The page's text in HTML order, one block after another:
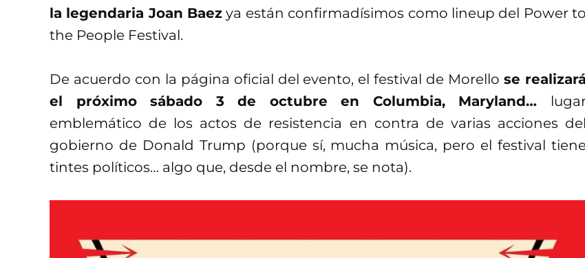
la legendaria Joan Baez ya están confirmadísimos como lineup del Power to
the People Festival.
De acuerdo con la página oficial del evento, el festival de Morellose realizará
el próximo sábado 3 de octubre en Columbia, Maryland…
emblemático de los actos de resistencia en contra de varias acciones del
gobierno de Donald Trump (porque sí, mucha música, pero el festival
tintes políticos… algo que, desde el nombre, se nota).